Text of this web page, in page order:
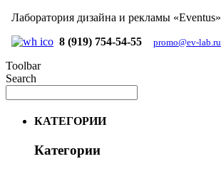
Лаборатория дизайна и рекламы «Eventus»
8 (919) 754-54-55
promo@ev-lab.ru
Toolbar
Search
КАТЕГОРИИ
Категории